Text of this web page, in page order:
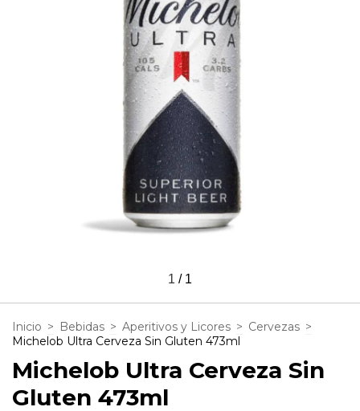
1 / 1
Inicio > Bebidas > Aperitivos y Licores > Cervezas >
Michelob Ultra Cerveza Sin Gluten 473ml
Michelob Ultra Cerveza Sin
Gluten 473ml